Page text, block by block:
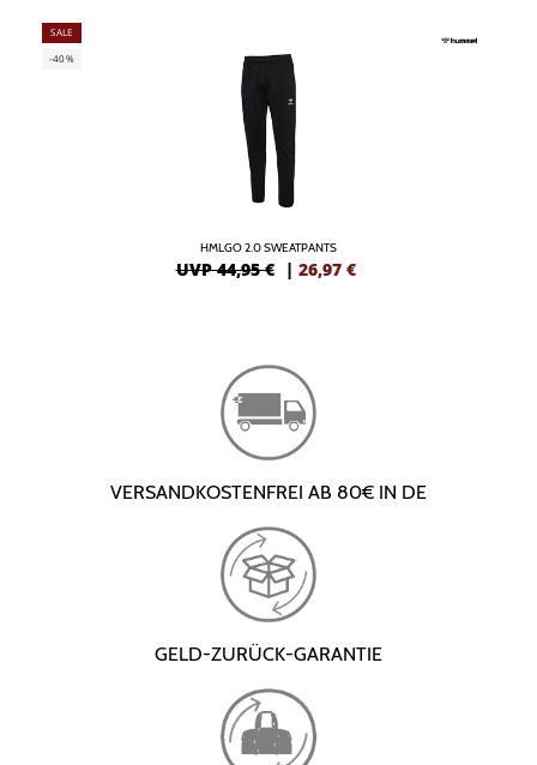
SALE
-40%
HMLGO 2.0 SWEATPANTS
UVP 44,95 € | 26,97 €
VERSANDKOSTENFREI AB 80€ IN DE
GELD-ZURÜCK-GARANTIE